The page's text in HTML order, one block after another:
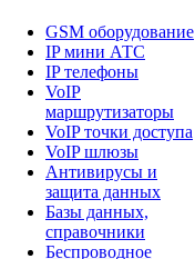
GSM оборудование
IP мини АТС
IP телефоны
VoIP
маршрутизаторы
VoIP точки доступа
VoIP шлюзы
Антивирусы и
защита данных
Базы данных,
справочники
Беспроводное